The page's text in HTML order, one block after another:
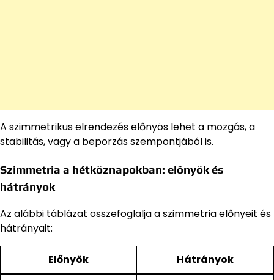
A szimmetrikus elrendezés előnyös lehet a mozgás, a
stabilitás, vagy a beporzás szempontjából is.
Szimmetria a hétköznapokban: előnyök és
hátrányok
Az alábbi táblázat összefoglalja a szimmetria előnyeit és
hátrányait:
Előnyök Hátrányok